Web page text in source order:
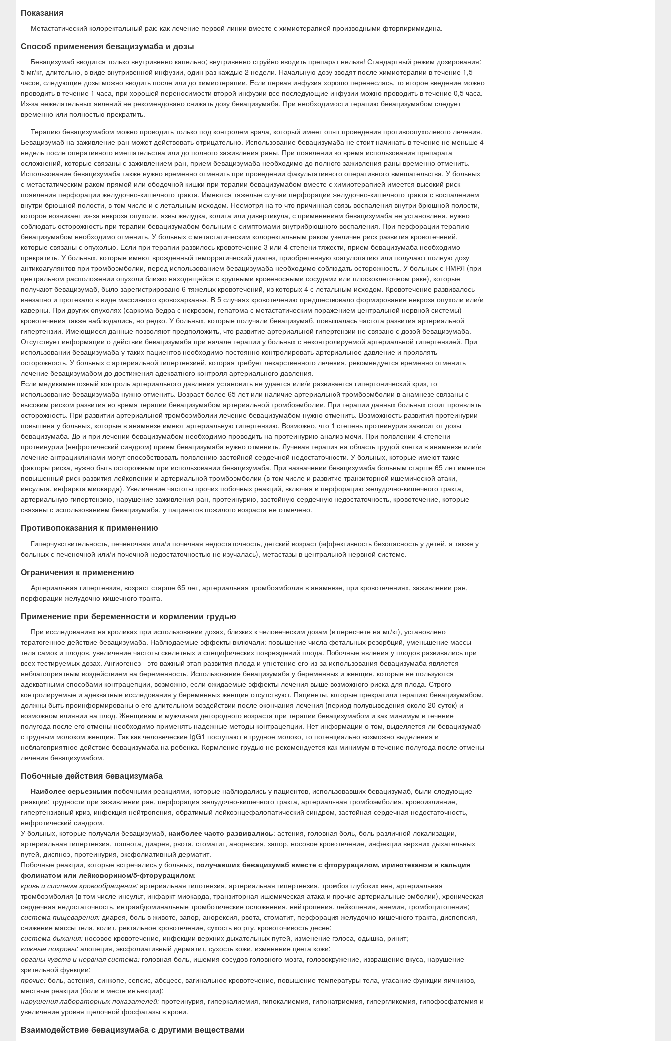
Показания
Метастатический колоректальный рак: как лечение первой линии вместе с химиотерапией производными фторпиримидина.
Способ применения бевацизумаба и дозы
Бевацизумаб вводится только внутривенно капельно; внутривенно струйно вводить препарат нельзя! Стандартный режим дозирования:
5 мг/кг, длительно, в виде внутривенной инфузии, один раз каждые 2 недели. Начальную дозу вводят после химиотерапии в течение 1,5
часов, следующие дозы можно вводить после или до химиотерапии. Если первая инфузия хорошо перенеслась, то второе введение можно
проводить в течение 1 часа, при хорошей переносимости второй инфузии все последующие инфузии можно проводить в течение 0,5 часа.
Из-за нежелательных явлений не рекомендовано снижать дозу бевацизумаба. При необходимости терапию бевацизумабом следует
временно или полностью прекратить.
Терапию бевацизумабом можно проводить только под контролем врача, который имеет опыт проведения противоопухолевого лечения.
Бевацизумаб на заживление ран может действовать отрицательно. Использование бевацизумаба не стоит начинать в течение не меньше 4
недель после оперативного вмешательства или до полного заживления раны. При появлении во время использования препарата
осложнений, которые связаны с заживлением ран, прием бевацизумаба необходимо до полного заживления раны временно отменить.
Использование бевацизумаба также нужно временно отменить при проведении факультативного оперативного вмешательства. У больных
с метастатическим раком прямой или ободочной кишки при терапии бевацизумабом вместе с химиотерапией имеется высокий риск
появления перфорации желудочно-кишечного тракта. Имеются тяжелые случаи перфорации желудочно-кишечного тракта с воспалением
внутри брюшной полости, в том числе и с летальным исходом. Несмотря на то что причинная связь воспаления внутри брюшной полости,
которое возникает из-за некроза опухоли, язвы желудка, колита или дивертикула, с применением бевацизумаба не установлена, нужно
соблюдать осторожность при терапии бевацизумабом больным с симптомами внутрибрюшного воспаления. При перфорации терапию
бевацизумабом необходимо отменить. У больных с метастатическим колоректальным раком увеличен риск развития кровотечений,
которые связаны с опухолью. Если при терапии развилось кровотечение 3 или 4 степени тяжести, прием бевацизумаба необходимо
прекратить. У больных, которые имеют врожденный геморрагический диатез, приобретенную коагулопатию или получают полную дозу
антикоагулянтов при тромбоэмболии, перед использованием бевацизумаба необходимо соблюдать осторожность. У больных с НМРЛ (при
центральном расположении опухоли близко находящейся с крупными кровеносными сосудами или плоскоклеточном раке), которые
получают бевацизумаб, было зарегистрировано 6 тяжелых кровотечений, из которых 4 с летальным исходом. Кровотечение развивалось
внезапно и протекало в виде массивного кровохарканья. В 5 случаях кровотечению предшествовало формирование некроза опухоли или/и
каверны. При других опухолях (саркома бедра с некрозом, гепатома с метастатическим поражением центральной нервной системы)
кровотечения также наблюдались, но редко. У больных, которые получали бевацизумаб, повышалась частота развития артериальной
гипертензии. Имеющиеся данные позволяют предположить, что развитие артериальной гипертензии не связано с дозой бевацизумаба.
Отсутствует информации о действии бевацизумаба при начале терапии у больных с неконтролируемой артериальной гипертензией. При
использовании бевацизумаба у таких пациентов необходимо постоянно контролировать артериальное давление и проявлять
осторожность. У больных с артериальной гипертензией, которая требует лекарственного лечения, рекомендуется временно отменить
лечение бевацизумабом до достижения адекватного контроля артериального давления.
Если медикаментозный контроль артериального давления установить не удается или/и развивается гипертонический криз, то
использование бевацизумаба нужно отменить. Возраст более 65 лет или наличие артериальной тромбоэмболии в анамнезе связаны с
высоким риском развития во время терапии бевацизумабом артериальной тромбоэмболии. При терапии данных больных стоит проявлять
осторожность. При развитии артериальной тромбоэмболии лечение бевацизумабом нужно отменить. Возможность развития протеинурии
повышена у больных, которые в анамнезе имеют артериальную гипертензию. Возможно, что 1 степень протеинурия зависит от дозы
бевацизумаба. До и при лечении бевацизумабом необходимо проводить на протеинурию анализ мочи. При появлении 4 степени
протеинурии (нефротический синдром) прием бевацизумаба нужно отменить. Лучевая терапия на область грудой клетки в анамнезе или/и
лечение антрациклинами могут способствовать появлению застойной сердечной недостаточности. У больных, которые имеют такие
факторы риска, нужно быть осторожным при использовании бевацизумаба. При назначении бевацизумаба больным старше 65 лет имеется
повышенный риск развития лейкопении и артериальной тромбоэмболии (в том числе и развитие транзиторной ишемической атаки,
инсульта, инфаркта миокарда). Увеличение частоты прочих побочных реакций, включая и перфорацию желудочно-кишечного тракта,
артериальную гипертензию, нарушение заживления ран, протеинурию, застойную сердечную недостаточность, кровотечение, которые
связаны с использованием бевацизумаба, у пациентов пожилого возраста не отмечено.
Противопоказания к применению
Гиперчувствительность, печеночная или/и почечная недостаточность, детский возраст (эффективность безопасность у детей, а также у
больных с печеночной или/и почечной недостаточностью не изучалась), метастазы в центральной нервной системе.
Ограничения к применению
Артериальная гипертензия, возраст старше 65 лет, артериальная тромбоэмболия в анамнезе, при кровотечениях, заживлении ран,
перфорации желудочно-кишечного тракта.
Применение при беременности и кормлении грудью
При исследованиях на кроликах при использовании дозах, близких к человеческим дозам (в пересчете на мг/кг), установлено
тератогенное действие бевацизумаба. Наблюдаемые эффекты включали: повышение числа фетальных резорбций, уменьшение массы
тела самок и плодов, увеличение частоты скелетных и специфических повреждений плода. Побочные явления у плодов развивались при
всех тестируемых дозах. Ангиогенез - это важный этап развития плода и угнетение его из-за использования бевацизумаба является
неблагоприятным воздействием на беременность. Использование бевацизумаба у беременных и женщин, которые не пользуются
адекватными способами контрацепции, возможно, если ожидаемые эффекты лечения выше возможного риска для плода. Строго
контролируемые и адекватные исследования у беременных женщин отсутствуют. Пациенты, которые прекратили терапию бевацизумабом,
должны быть проинформированы о его длительном воздействии после окончания лечения (период полувыведения около 20 суток) и
возможном влиянии на плод. Женщинам и мужчинам детородного возраста при терапии бевацизумабом и как минимум в течение
полугода после его отмены необходимо применять надежные методы контрацепции. Нет информации о том, выделяется ли бевацизумаб
с грудным молоком женщин. Так как человеческие IgG1 поступают в грудное молоко, то потенциально возможно выделения и
неблагоприятное действие бевацизумаба на ребенка. Кормление грудью не рекомендуется как минимум в течение полугода после отмены
лечения бевацизумабом.
Побочные действия бевацизумаба
Наиболее серьезными побочными реакциями, которые наблюдались у пациентов, использовавших бевацизумаб, были следующие
реакции: трудности при заживлении ран, перфорация желудочно-кишечного тракта, артериальная тромбоэмболия, кровоизлияние,
гипертензивный криз, инфекция нейтропения, обратимый лейкоэнцефалопатический синдром, застойная сердечная недостаточность,
нефротический синдром.
У больных, которые получали бевацизумаб, наиболее часто развивались: астения, головная боль, боль различной локализации,
артериальная гипертензия, тошнота, диарея, рвота, стоматит, анорексия, запор, носовое кровотечение, инфекции верхних дыхательных
путей, диспноэ, протеинурия, эксфолиативный дерматит.
Побочные реакции, которые встречались у больных, получавших бевацизумаб вместе с фторурацилом, иринотеканом и кальция
фолинатом или лейковорином/5-фторурацилом:
кровь и система кровообращения: артериальная гипотензия, артериальная гипертензия, тромбоз глубоких вен, артериальная
тромбоэмболия (в том числе инсульт, инфаркт миокарда, транзиторная ишемическая атака и прочие артериальные эмболии), хроническая
сердечная недостаточность, интраабдоминальные тромботические осложнения, нейтропения, лейкопения, анемия, тромбоцитопения;
система пищеварения: диарея, боль в животе, запор, анорексия, рвота, стоматит, перфорация желудочно-кишечного тракта, диспепсия,
снижение массы тела, колит, ректальное кровотечение, сухость во рту, кровоточивость десен;
система дыхания: носовое кровотечение, инфекции верхних дыхательных путей, изменение голоса, одышка, ринит;
кожные покровы: алопеция, эксфолиативный дерматит, сухость кожи, изменение цвета кожи;
органы чувств и нервная система: головная боль, ишемия сосудов головного мозга, головокружение, извращение вкуса, нарушение
зрительной функции;
прочие: боль, астения, синкопе, сепсис, абсцесс, вагинальное кровотечение, повышение температуры тела, угасание функции яичников,
местные реакции (боли в месте инъекции);
нарушения лабораторных показателей: протеинурия, гиперкалиемия, гипокалиемия, гипонатриемия, гипергликемия, гипофосфатемия и
увеличение уровня щелочной фосфатазы в крови.
Взаимодействие бевацизумаба с другими веществами